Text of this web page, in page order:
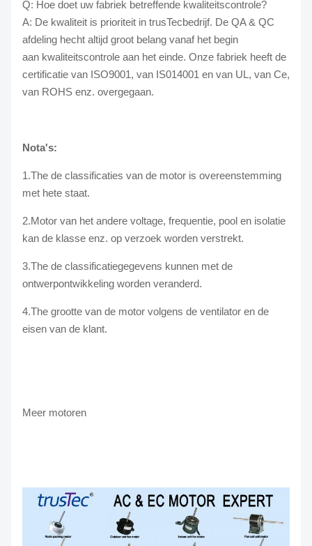
Q: Hoe doet uw fabriek betreffende kwaliteitscontrole?
A: De kwaliteit is prioriteit in trusTecbedrijf. De QA & QC
afdeling hecht altijd groot belang vanaf het begin
aan kwaliteitscontrole aan het einde. Onze fabriek heeft de
certificatie van ISO9001, van IS014001 en van UL, van Ce,
van ROHS enz. overgegaan.
Nota's:
1.The de classificaties van de motor is overeenstemming
met hete staat.
2.Motor van het andere voltage, frequentie, pool en isolatie
kan de klasse enz. op verzoek worden verstrekt.
3.The de classificatiegegevens kunnen met de
ontwerpontwikkeling worden veranderd.
4.The grootte van de motor volgens de ventilator en de
eisen van de klant.
Meer motoren